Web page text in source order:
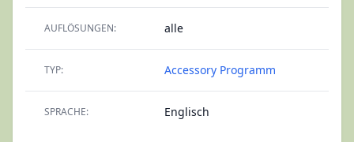
AUFLÖSUNGEN: alle
TYP: Accessory Programm
SPRACHE: Englisch